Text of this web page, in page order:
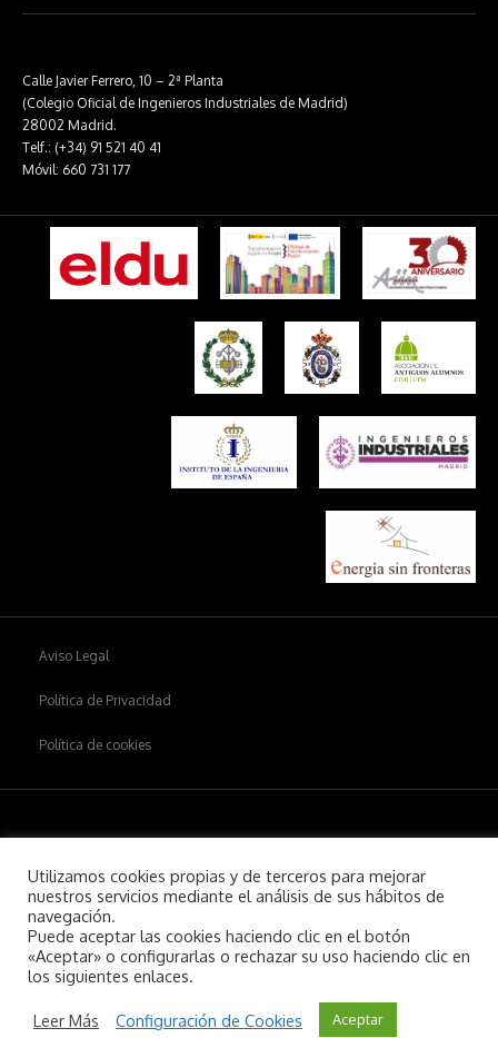
Calle Javier Ferrero, 10 – 2ª Planta
(Colegio Oficial de Ingenieros Industriales de Madrid)
28002 Madrid.
Telf.: (+34) 91 521 40 41
Móvil: 660 731 177
Aviso Legal
Política de Privacidad
Política de cookies
Utilizamos cookies propias y de terceros para mejorar
nuestros servicios mediante el análisis de sus hábitos de
navegación.
Puede aceptar las cookies haciendo clic en el botón
«Aceptar» o configurarlas o rechazar su uso haciendo clic en
los siguientes enlaces.
Leer Más Configuración de Cookies Aceptar